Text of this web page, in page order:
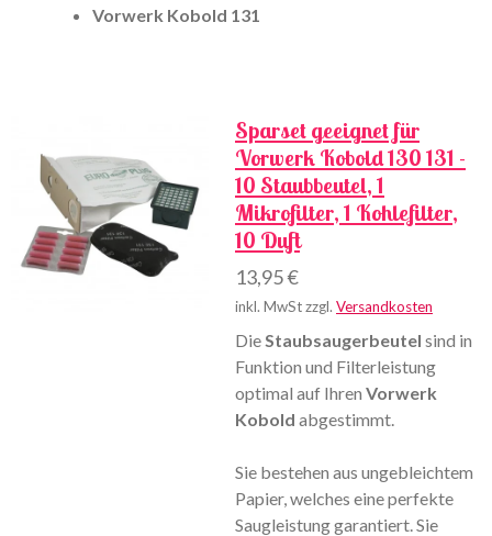
Vorwerk Kobold 131
Sparset geeignet für
Vorwerk Kobold 130 131 -
10 Staubbeutel, 1
Mikrofilter, 1 Kohlefilter,
10 Duft
13,95 €
inkl. MwSt zzgl. Versandkosten
DieStaubsaugerbeutel sind in
Funktion und Filterleistung
optimal auf Ihren Vorwerk
Kobold abgestimmt.
Sie bestehen aus ungebleichtem
Papier, welches eine perfekte
Saugleistung garantiert. Sie